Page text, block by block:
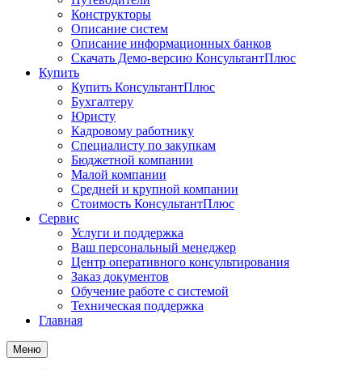
Конструкторы
Описание систем
Описание информационных банков
Скачать Демо-версию КонсультантПлюс
Купить
Купить КонсультантПлюс
Бухгалтеру
Юристу
Кадровому работнику
Специалисту по закупкам
Бюджетной компании
Малой компании
Средней и крупной компании
Стоимость КонсультантПлюс
Сервис
Услуги и поддержка
Ваш персональный менеджер
Центр оперативного консультирования
Заказ документов
Обучение работе с системой
Техническая поддержка
Главная
Меню